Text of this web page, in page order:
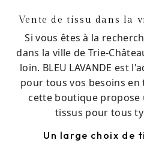
Vente de tissu dans la
Si vous êtes à la
dans la ville de Trie-
loin. BLEU LAVANDE est
pour tous vos besoins en
cette boutique propose
tissus pour tous
Un large choix de